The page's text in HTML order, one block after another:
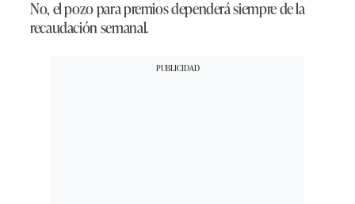
No, el pozo para premios dependerá siempre de la
recaudación semanal.